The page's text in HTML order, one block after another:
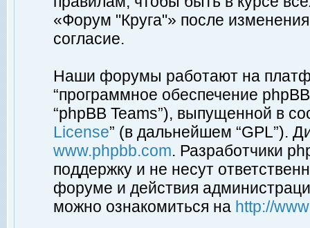
«Форум "Круга"» после
согласие.
Наши форумы работают на
“программное обеспечение
“phpBB Teams”), выпущенной в
License” (в дальнейшем “GPL”).
www.phpbb.com. Разработчики
поддержку и не несут
форуме и действия
можно ознакомиться на http://